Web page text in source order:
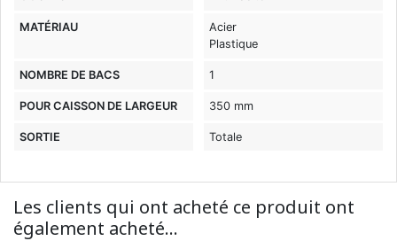
MATÉRIAU
Acier
Plastique
NOMBRE DE BACS 1
POUR CAISSON DE LARGEUR 350 mm
SORTIE Totale
Les clients qui ont acheté ce produit ont
également acheté...